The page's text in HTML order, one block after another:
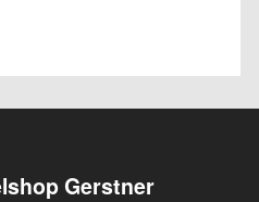
Gerstner